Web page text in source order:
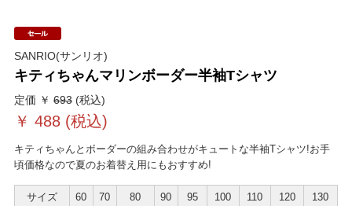
SANRIO(サンリオ)
キティちゃんマリンボーダー半袖Tシャツ
定価 ￥ 693(税込)
￥ 488(税込)
キティちゃんとボーダーの組み合わせがキュートな半袖Tシャツ!お手
頃価格なので夏のお着替え用にもおすすめ!
サイズ 60 70 80 90 95 100 110 120 130